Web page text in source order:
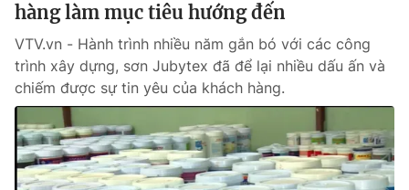
Chính trị
Xã hội
Pháp luật
Y tế
hàng làm mục tiêu hướng đến
VTV.vn - Hành trình nhiều năm gắn bó với các công
trình xây dựng, sơn Jubytex đã để lại nhiều dấu ấn và
chiếm được sự tin yêu của khách hàng.